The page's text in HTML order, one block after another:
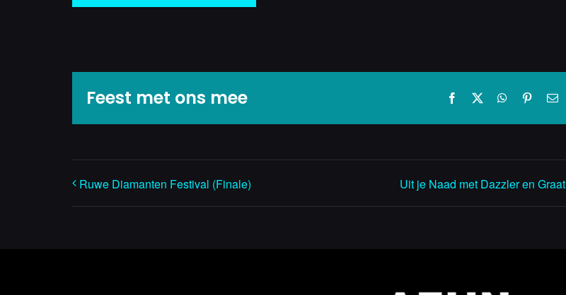
Feest met ons mee Facebook
X WhatsApp
Pinterest
E-
Ruwe Diamanten Festival (Finale) Uit je Naad met Dazzler en Graat